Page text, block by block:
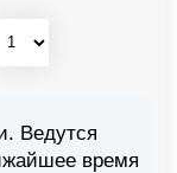
Ведутся
время